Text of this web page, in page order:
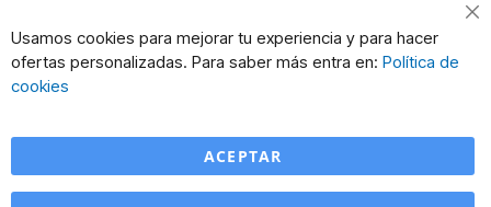
Usamos cookies para mejorar tu experiencia y para hacer
ofertas personalizadas. Para saber más entra en: Política de
cookies
ACEPTAR